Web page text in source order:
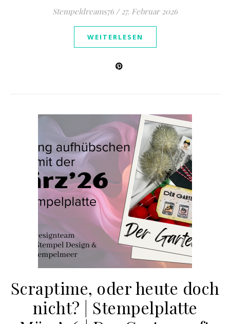
Stempeldreams76 / 27. Februar 2026
WEITERLESEN
Scraptime, oder heute doch
nicht? | Stempelplatte